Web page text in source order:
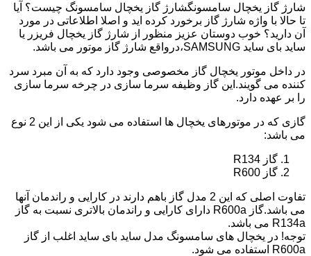
شارژ گاز یخچال سامسونگشارژ گاز یخچال سامسونگ چیست؟ آیا
تا حالا با واژه شارژ گاز برخورد کرده اید و اصلا اطلاعاتی در مورد
آن دارید؟ خوب دوستان عزیز منظور از شارژ گاز یخچال فریزر یا
ساید بای ساید SAMSUNG،درواقع شارژ گاز موتور می باشد.
در داخل موتور یخچال گاز مخصوصی وجود دارد که به آن مبرد سرد
کننده می گویند.این گاز وظیفه سرما سازی در چرخه سرما سازی
را بر عهده دارد.
گازی که در موتورهای یخچال ها استفاده می شود یکی از این 2 نوع
می باشد:
گاز R134
گاز R600
تفاوت اصلی که این 2 مدل گاز باهم دارند در کارایی و راندمان آنها
می باشد.گاز R600a دارای کارایی و راندمان بالاتری نسبت به گاز
R134a می باشد.
توجه! در یخچال های سامسونگ مدل ساید بای ساید اغلب از گاز
R600a استفاده می شود.